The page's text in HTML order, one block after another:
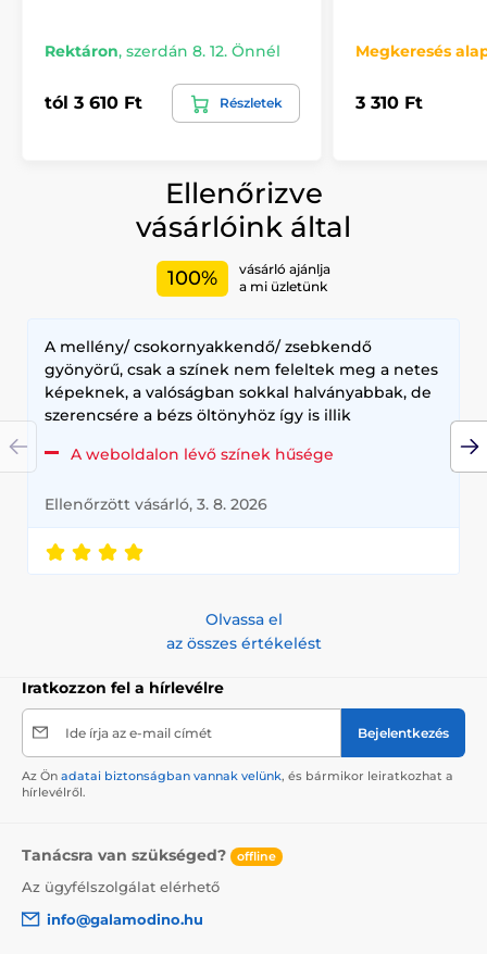
Rektáron, szerdán 8. 12. Önnél
tól 3 610 Ft Részletek
Megkeresés
3 310 Ft
Ellenőrizve
vásárlóink által
100%
vásárló ajánlja
a mi üzletünk
A mellény/ csokornyakkendő/ zsebkendő
gyönyörű, csak a színek nem feleltek meg a netes
képeknek, a valóságban sokkal halványabbak, de
szerencsére a bézs öltönyhöz így is illik
A weboldalon lévő színek hűsége
Ellenőrzött vásárló, 3. 8. 2026
Olvassa el
az összes értékelést
Iratkozzon fel a hírlevélre
Ide írja az e-mail címét Bejelentkezés
Az Ön adatai biztonságban vannak velünk, és bármikor leiratkozhat a
hírlevélről.
Tanácsra van szükséged? offline
Az ügyfélszolgálat elérhető
info@galamodino.hu